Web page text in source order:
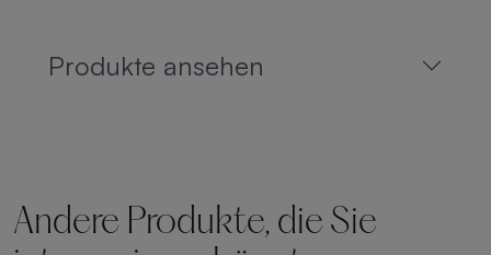
Produkte ansehen
Andere Produkte, die Sie